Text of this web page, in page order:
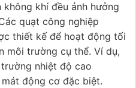
khí đều ảnh hưởng
quạt công nghiệp
thiết kế để hoạt động tối
môi trường cụ thể. Ví dụ,
nhiệt độ cao
động cơ đặc biệt.